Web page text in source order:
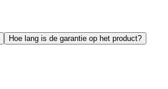
Hoe lang is de garantie op het product?